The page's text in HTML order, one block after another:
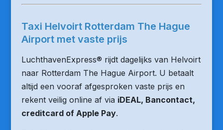
Taxi Helvoirt Rotterdam The Hague
Airport met vaste prijs
LuchthavenExpress® rijdt dagelijks van Helvoirt
naar Rotterdam The Hague Airport. U betaalt
altijd een vooraf afgesproken vaste prijs en
rekent veilig online af via iDEAL, Bancontact,
creditcard of Apple Pay.